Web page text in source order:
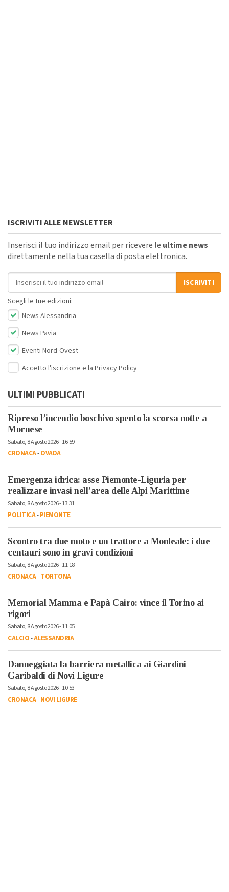
ISCRIVITI ALLE NEWSLETTER
Inserisci il tuo indirizzo email per ricevere le ultime news
direttamente nella tua casella di posta elettronica.
Indirizzo email
ISCRIVITI
Scegli le tue edizioni:
News Alessandria
News Pavia
Eventi Nord-Ovest
Accetto l'iscrizione e la Privacy Policy
ULTIMI PUBBLICATI
Ripreso l’incendio boschivo spento la scorsa notte a
Mornese
Sabato, 8 Agosto 2026 - 16:59
CRONACA-OVADA
Emergenza idrica: asse Piemonte-Liguria per
realizzare invasi nell’area delle Alpi Marittime
Sabato, 8 Agosto 2026 - 13:31
POLITICA-PIEMONTE
Scontro tra due moto e un trattore a Monleale: i due
centauri sono in gravi condizioni
Sabato, 8 Agosto 2026 - 11:18
CRONACA-TORTONA
Memorial Mamma e Papà Cairo: vince il Torino ai
rigori
Sabato, 8 Agosto 2026 - 11:05
CALCIO-ALESSANDRIA
Danneggiata la barriera metallica ai Giardini
Garibaldi di Novi Ligure
Sabato, 8 Agosto 2026 - 10:53
CRONACA-NOVI LIGURE